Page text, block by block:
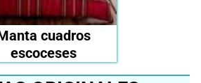
cuadros
escoceses